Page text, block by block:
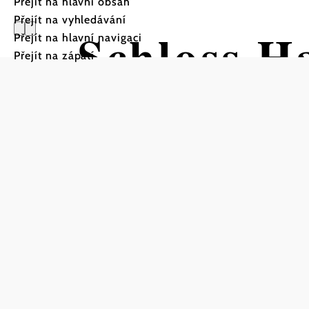
Přejít na vyhledávání
Přejít na hlavní navigaci
Přejít na zápatíSchloss